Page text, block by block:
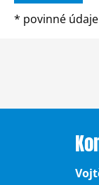
* povinné údaje